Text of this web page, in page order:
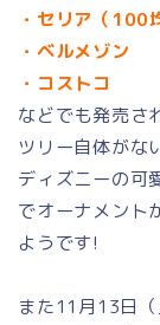
・セリア（100
・ベルメゾン
・コストコ
などでも発売さ
ツリー自体がな
ディズニーの可
でオーナメント
ようです!
また11月13日